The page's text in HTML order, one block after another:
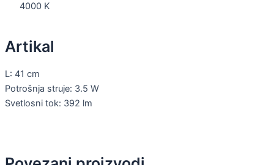
4000 K
Artikal
L: 41 cm
Potrošnja struje: 3.5 W
Svetlosni tok: 392 lm